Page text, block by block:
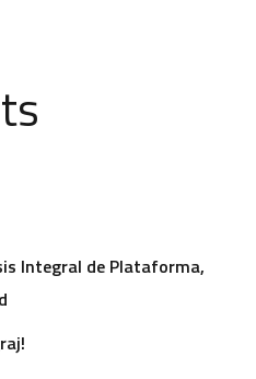
Integral de Plataforma,